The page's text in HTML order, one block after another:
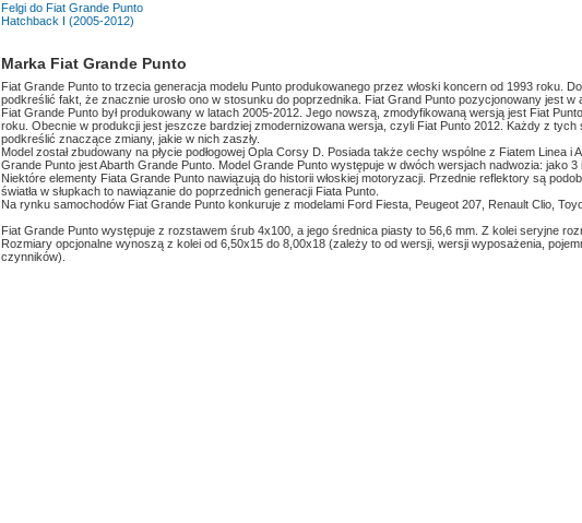
Felgi do Fiat Grande Punto
Hatchback I (2005-2012)
Marka Fiat Grande Punto
Fiat Grande Punto to trzecia generacja modelu Punto produkowanego przez włoski koncern od 1993 roku.
podkreślić fakt, że znacznie urosło ono w stosunku do poprzednika. Fiat Grand Punto pozycjonowany jest w
Fiat Grande Punto był produkowany w latach 2005-2012. Jego nowszą, zmodyfikowaną wersją jest Fiat
roku. Obecnie w produkcji jest jeszcze bardziej zmodernizowana wersja, czyli Fiat Punto 2012. Każdy z tych
podkreślić znaczące zmiany, jakie w nich zaszły.
Model został zbudowany na płycie podłogowej Opla Corsy D. Posiada także cechy wspólne z Fiatem Linea i
Grande Punto jest Abarth Grande Punto. Model Grande Punto występuje w dwóch wersjach nadwozia: jako 3
Niektóre elementy Fiata Grande Punto nawiązują do historii włoskiej motoryzacji. Przednie reflektory są
światła w słupkach to nawiązanie do poprzednich generacji Fiata Punto.
Na rynku samochodów Fiat Grande Punto konkuruje z modelami Ford Fiesta, Peugeot 207, Renault Clio,
Fiat Grande Punto występuje z rozstawem śrub 4x100, a jego średnica piasty to 56,6 mm. Z kolei seryjne
Rozmiary opcjonalne wynoszą z kolei od 6,50x15 do 8,00x18 (zależy to od wersji, wersji wyposażenia,
czynników).